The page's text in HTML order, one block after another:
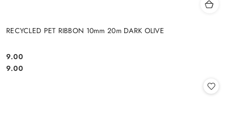
RECYCLED PET RIBBON 10mm 20m DARK OLIVE
Cena:
9.00
Cena:
9.00